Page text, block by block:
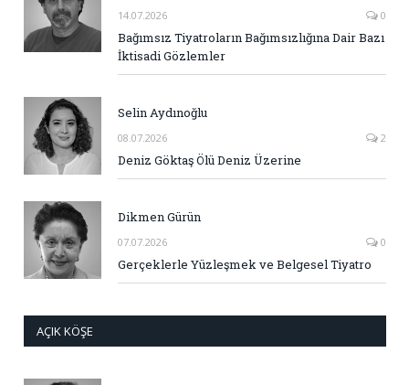
14.07.2026 0
Bağımsız Tiyatroların Bağımsızlığına Dair Bazı
İktisadi Gözlemler
Selin Aydınoğlu
08.07.2026 2
Deniz Göktaş Ölü Deniz Üzerine
Dikmen Gürün
07.07.2026 0
Gerçeklerle Yüzleşmek ve Belgesel Tiyatro
AÇIK KÖŞE